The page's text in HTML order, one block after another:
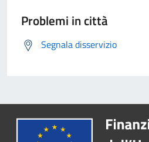
Problemi in città
Segnala disservizio